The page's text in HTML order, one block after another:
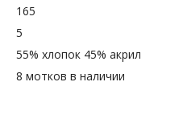
165
5
55% хлопок 45% акрил
8 мотков в наличии